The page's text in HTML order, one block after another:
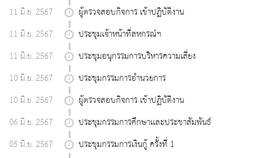
11 มิ.ย. 2567
ผู้ตรวจสอบกิจการ เข้าปฏิบัติงาน
11 มิ.ย. 2567
ประชุมเจ้าหน้าที่สหกรณ์ฯ
11 มิ.ย. 2567
ประชุมอนุกรรมการบริหารความเสี่ยง
10 มิ.ย. 2567
ประชุมกรรมการอำนวยการ
10 มิ.ย. 2567
ผู้ตรวจสอบกิจการ เข้าปฏิบัติงาน
06 มิ.ย. 2567
ประชุมกรรมการศึกษาเเละประชาสัมพันธ์
05 มิ.ย. 2567
ประชุมกรรมการเงินกู้ ครั้งที่ 1